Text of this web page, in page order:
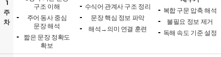
1
주
차
구조 이해
주어·동사 중심
문장 해석
짧은 문장 정확도
확보
수식어·관계사 구조 정리
문장 핵심 정보 파악
해석→의미 연결 훈련
복합 구문 압축 해석
불필요 정보 제거
독해 속도 기준 설정